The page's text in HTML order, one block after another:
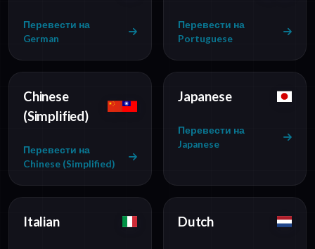
Перевести на
German
Перевести на
Portuguese
Chinese
(Simplified)
Перевести на
Chinese (Simplified)
Japanese
Перевести на
Japanese
Italian Dutch